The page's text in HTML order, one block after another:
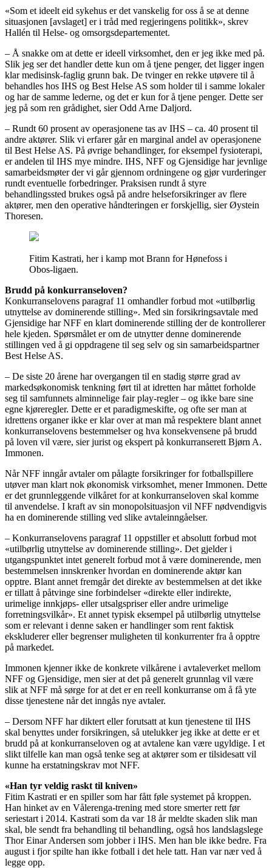
«Som et ideelt eid sykehus er det vanskelig for oss å se at denne
situasjonen [avslaget] er i tråd med regjeringens politikk», skrev
Hallén til Helse- og omsorgsdepartementet.
– Å snakke om at dette er ideell virksomhet, den er jeg ikke med på.
Slik jeg ser det handler dette kun om å tjene penger, det ligger ingen
klar medisinsk-faglig grunn bak. De tvinger en rekke utøvere til å
behandles hos IHS og Best Helse AS som holder til i samme lokaler
og har de samme lederne, og det er kun for å tjene penger. Dette ser
jeg på som ren grådighet, sier Odd Arne Daljord.
– Rundt 60 prosent av operasjonene tas av IHS – ca. 40 prosent til
andre aktører. Slik vi erfarer går en marginal andel av operasjonene
til Best Helse AS. På øvrige behandlinger, for eksempel fysioterapi,
er andelen til IHS mye mindre. IHS, NFF og Gjensidige har jevnlige
samarbeidsmøter der vi går gjennom ordningene og gjør vurderinger
rundt eventuelle forbedringer. Praksisen rundt å styre
behandlingssted brukes også på andre helseforsikringer av flere
aktører, men den operative håndteringen er forskjellig, sier Øystein
Thoresen.
Fitim Kastrati, her i kamp mot Brann for Hønefoss i
Obos-ligaen.
Brudd på konkurranseloven?
Konkurranselovens paragraf 11 omhandler forbud mot «utilbørlig
utnyttelse av dominerende stilling». Med sin forsikringsavtale med
Gjensidige har NFF en klart dominerende stilling der de kontrollerer
hele kjeden. Spørsmålet er om de utnytter denne dominerende
stillingen ved å gi oppdragene til seg selv og sin samarbeidspartner
Best Helse AS.
– De siste 20 årene har overgangen til en stadig større grad av
markedsøkonomisk tenkning ført til at idretten har måttet forholde
seg til samfunnets alminnelige fair play-regler – og ikke bare sine
egne kjøreregler. Dette er et paradigmeskifte, og ofte ser man at
idrettens organer ikke er klar over at man må respektere blant annet
konkurranselovens bestemmelser og hva konsekvensene på brudd
på loven vil være, sier jurist og ekspert på konkurranserett Bjørn A.
Immonen.
Når NFF inngår avtaler om pålagte forsikringer for fotballspillere
utøver man klart nok økonomisk virksomhet, mener Immonen. Dette
er det grunnleggende vilkåret for at konkurranseloven skal komme
til anvendelse. I kraft av sin monopolsituasjon vil NFF nødvendigvis
ha en dominerende stilling ved slike avtaleinngåelser.
– Konkurranselovens paragraf 11 oppstiller et absolutt forbud mot
«utilbørlig utnyttelse av dominerende stilling». Det gjelder i
utgangspunktet intet generelt forbud mot å være dominerende, men
bestemmelsen innskrenker hvordan en dominerende aktør kan
opptre. Blant annet fremgår det direkte av bestemmelsen at det ikke
er tillatt å påtvinge sine forbindelser «direkte eller indirekte,
urimelige innkjøps- eller utsalgspriser eller andre urimelige
forretningsvilkår». Et annet typisk eksempel på utilbørlig utnyttelse
som er relevant i denne saken er handlinger som rent faktisk
ekskluderer eller begrenser muligheten til konkurrenter fra å opptre
på markedet.
Immonen kjenner ikke de konkrete vilkårene i avtaleverket mellom
NFF og Gjensidige, men sier at det på generelt grunnlag vil være
slik at NFF må sørge for at det er en reell konkurranse om å få yte
disse tjenestene når det inngås nye avtaler.
– Dersom NFF har diktert eller forutsatt at kun tjenestene til IHS
skal benyttes under forsikringen, så utelukker jeg ikke at dette er et
brudd på at konkurranseloven og at avtalene kan være ugyldige. I et
slikt tilfelle kan man også tenke seg at aktører som er tilsidesatt vil
kunne ha erstatningskrav mot NFF.
«Han tyr veldig raskt til kniven»
Fitim Kastrati er en spiller som har fått føle systemet på kroppen.
Han hinket av en Vålerenga-trening med store smerter rett før
seriestart i 2014. Kastrati som da var 18 år meldte skaden slik man
skal, ble sendt fra behandling til behandling, også hos landslagslege
Thor Einar Andersen som jobber i IHS. Men han ble ikke bedre. Fra
august i fjor spilte han ikke fotball i det hele tatt. Han var nær ved å
legge opp.